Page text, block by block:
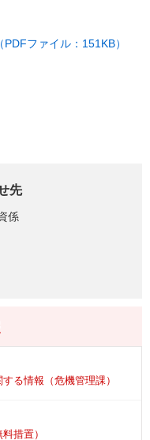
ファイル：151KB）
先
係
る情報（危機管理課）
措置）